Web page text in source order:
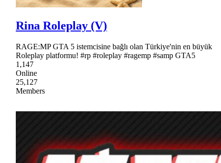
Rina Roleplay (V)
RAGE:MP GTA 5 istemcisine bağlı olan Türkiye'nin en büyük
Roleplay platformu! #rp #roleplay #ragemp #samp GTA5
1,147
Online
25,127
Members